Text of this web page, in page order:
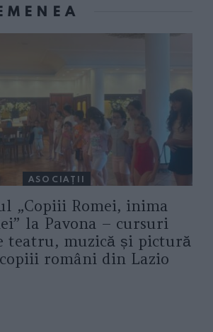
ASOCIAŢII
„Copiii Romei, inima
la Pavona – cursuri
teatru, muzică și pictură
români din Lazio